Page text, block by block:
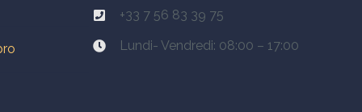
+33 7 56 83 39 75
Lundi- Vendredi: 08:00 – 17:00